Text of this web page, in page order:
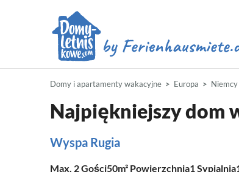
Domy i apartamenty wakacyjne Europa Niemcy
Najpiękniejszy dom
Wyspa Rugia
Max. 2Gości50m² Powierzchnia1Sypialnia